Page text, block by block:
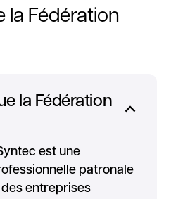
la Fédération
la Fédération
est une
patronale
entreprises